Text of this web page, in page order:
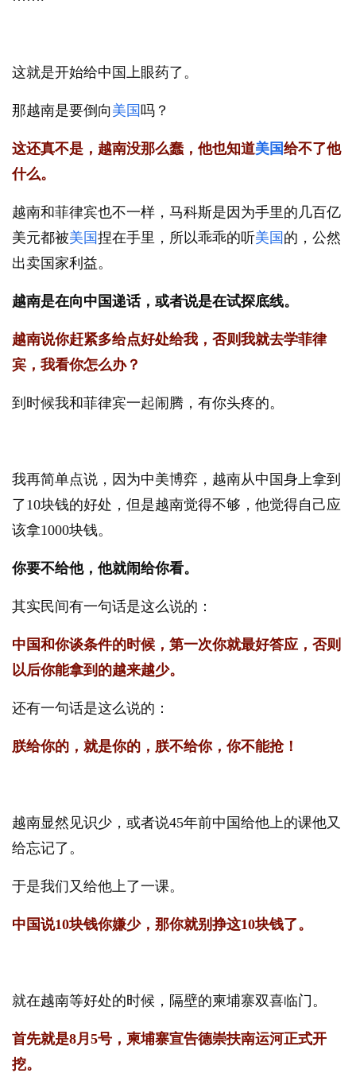
这就是开始给中国上眼药了。
那越南是要倒向 美国吗？
这还真不是，越南没那么蠢，他也知道美国给不了他
什么。
越南和菲律宾也不一样，马科斯是因为手里的几百亿
美元都被美国捏在手里，所以乖乖的听美国 的，公然
出卖国家利益。
越南是在向中国递话，或者说是在试探底线。
越南说你赶紧多给点好处给我，否则我就去学菲律
宾，我看你怎么办？
到时候我和菲律宾一起闹腾，有你头疼的。
我再简单点说，因为中美博弈，越南从中国身上拿到
了10块钱的好处，但是越南觉得不够，他觉得自己应
该拿1000块钱。
你要不给他，他就闹给你看。
其实民间有一句话是这么说的：
中国和你谈条件的时候，第一次你就最好答应，否则
以后你能拿到的越来越少。
还有一句话是这么说的：
朕给你的，就是你的，朕不给你，你不能抢！
越南显然见识少，或者说45年前中国给他上的课他又
给忘记了。
于是我们又给他上了一课。
中国说10块钱你嫌少，那你就别挣这10块钱了。
就在越南等好处的时候，隔壁的柬埔寨双喜临门。
首先就是8月5号，柬埔寨宣告德崇扶南运河正式开
挖。